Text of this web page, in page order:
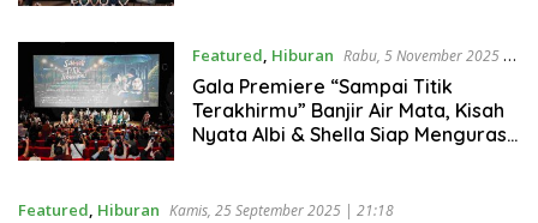
Featured, Hiburan Rabu, 5 November 2025 |
21:03
Gala Premiere “Sampai Titik
Terakhirmu” Banjir Air Mata, Kisah
Nyata Albi & Shella Siap Menguras
Featured, Hiburan Kamis, 25 September 2025 | 21:18